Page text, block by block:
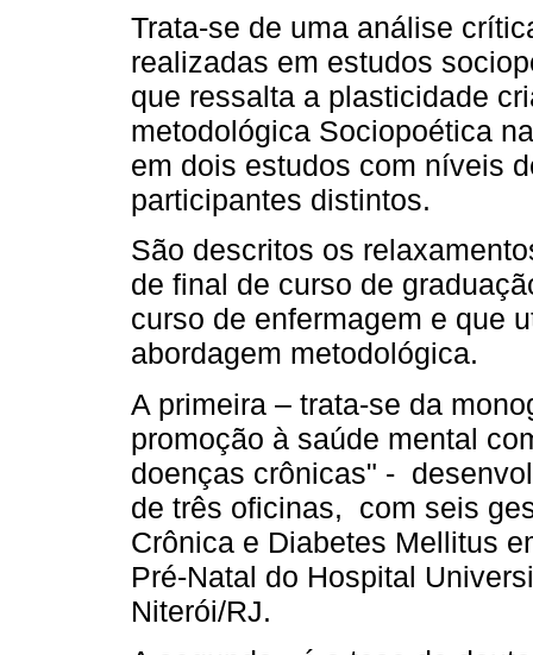
Trata-se de uma análise
realizadas em estudos
que ressalta a plasticidade
metodológica Sociopoética
em dois estudos com níveis
participantes distintos.
São descritos os
de final de curso de
curso de enfermagem e que
abordagem metodológica.
A primeira – trata-se da
promoção à saúde mental
doenças crônicas" -
de três oficinas, com seis
Crônica e Diabetes Mellitus
Pré-Natal do Hospital
Niterói/RJ.